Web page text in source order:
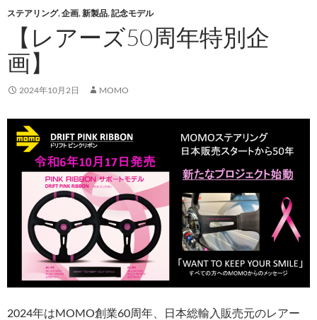
ステアリング,企画,新製品,記念モデル
【レアーズ50周年特別企
画】
2024年10月2日 MOMO
2024年はMOMO創業60周年、日本総輸入販売元のレアー